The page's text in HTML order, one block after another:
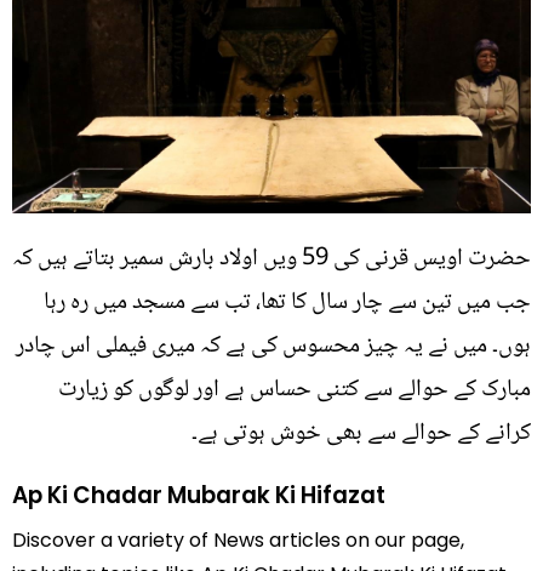
حضرت اویس قرنی کی 59 ویں اولاد بارش سمیر بتاتے ہیں کہ
جب میں تین سے چار سال کا تھا، تب سے مسجد میں رہ رہا
ہوں۔ میں نے یہ چیز محسوس کی ہے کہ میری فیملی اس چادر
مبارک کے حوالے سے کتنی حساس ہے اور لوگوں کو زیارت
کرانے کے حوالے سے بھی خوش ہوتی ہے۔
Ap Ki Chadar Mubarak Ki Hifazat
Discover a variety of News articles on our page,